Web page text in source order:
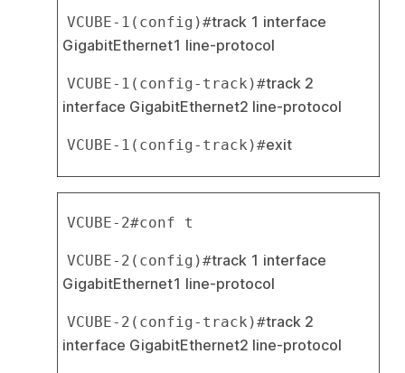
VCUBE-1(config)#track 1 interface
GigabitEthernet1 line-protocol
VCUBE-1(config-track)#track 2
interface GigabitEthernet2 line-protocol
VCUBE-1(config-track)#exit
VCUBE-2#conf t
VCUBE-2(config)#track 1 interface
GigabitEthernet1 line-protocol
VCUBE-2(config-track)#track 2
interface GigabitEthernet2 line-protocol